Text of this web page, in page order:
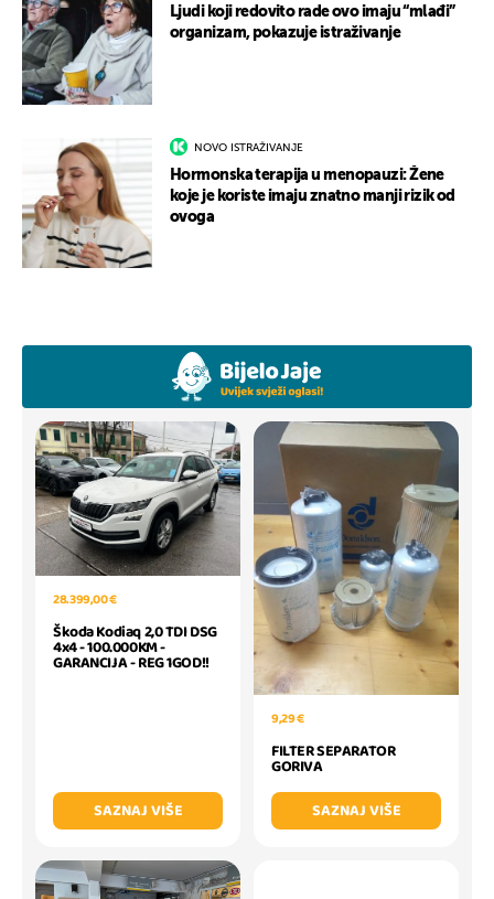
Ljudi koji redovito rade ovo imaju “mlađi”
organizam, pokazuje istraživanje
NOVO ISTRAŽIVANJE
Hormonska terapija u menopauzi: Žene
koje je koriste imaju znatno manji rizik od
ovoga
28.399,00 €
Škoda Kodiaq 2,0 TDI DSG
4x4 - 100.000KM -
GARANCIJA - REG 1GOD!!
SAZNAJ VIŠE
9,29 €
FILTER SEPARATOR
GORIVA
SAZNAJ VIŠE